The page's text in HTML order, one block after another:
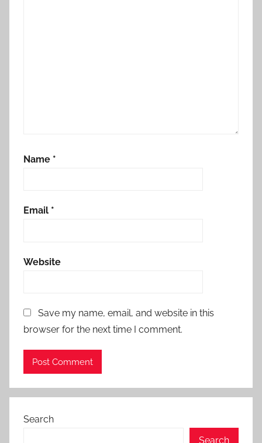
Name *
Email *
Website
Save my name, email, and website in this
browser for the next time I comment.
Search
Search